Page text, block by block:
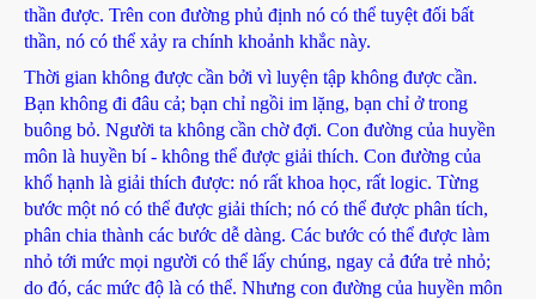
thần được. Trên con đường phủ định nó có thể tuyệt đối bất
thần, nó có thể xảy ra chính khoảnh khắc này.
Thời gian không được cần bởi vì luyện tập không được cần.
Bạn không đi đâu cả; bạn chỉ ngồi im lặng, bạn chỉ ở trong
buông bỏ. Người ta không cần chờ đợi. Con đường của huyền
môn là huyền bí - không thể được giải thích. Con đường của
khổ hạnh là giải thích được: nó rất khoa học, rất logic. Từng
bước một nó có thể được giải thích; nó có thể được phân tích,
phân chia thành các bước dễ dàng. Các bước có thể được làm
nhỏ tới mức mọi người có thể lấy chúng, ngay cả đứa trẻ nhỏ;
do đó, các mức độ là có thể. Nhưng con đường của huyền môn